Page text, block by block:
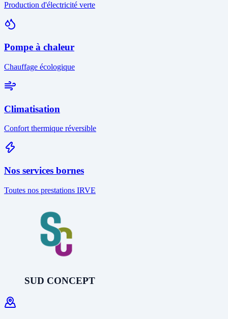
Production d'électricité verte
Pompe à chaleur
Chauffage écologique
Climatisation
Confort thermique réversible
Nos services bornes
Toutes nos prestations IRVE
SUD CONCEPT